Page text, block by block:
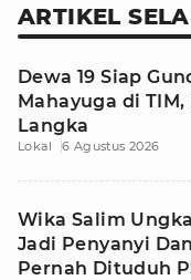
ARTIKEL
Dewa 19 Siap
Mahayuga di
Langka
Lokal 6 Agustus 2026
Wika Salim
Jadi Penyanyi
Pernah Dituduh